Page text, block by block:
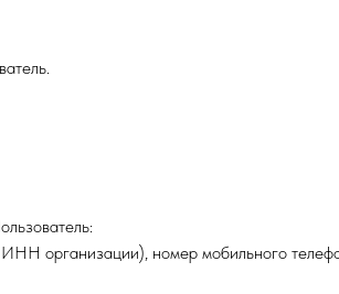
организации), номер мобильного